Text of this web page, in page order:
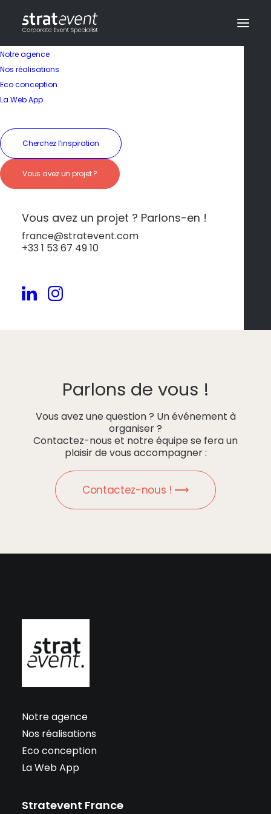
Notre agence
Nos réalisations
Eco conception
La Web App
Cherchez l’inspiration
Vous avez un projet ?
Vous avez un projet ? Parlons-en !
france@stratevent.com
+33 1 53 67 49 10
Sites historiques
incontournables
Normandie
De Mont Saint-Michel à la tapisserie de Bayeux,
Parlons de vous !
Vous avez une question ? Un événement à
organiser ?
Contactez-nous et notre équipe se fera un
plaisir de vous accompagner :
Contactez-nous ! ⟶
Notre agence
Nos réalisations
Eco conception
La Web App
Stratevent France